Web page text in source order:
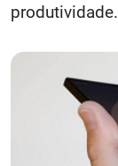
produtividade.